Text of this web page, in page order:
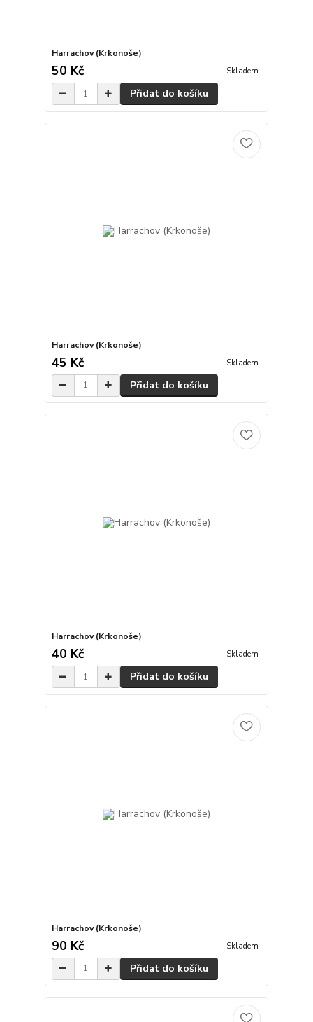
Harrachov (Krkonoše)
50 Kč Skladem
Přidat do košíku
Harrachov (Krkonoše)
45 Kč Skladem
Přidat do košíku
Harrachov (Krkonoše)
40 Kč Skladem
Přidat do košíku
Harrachov (Krkonoše)
90 Kč Skladem
Přidat do košíku